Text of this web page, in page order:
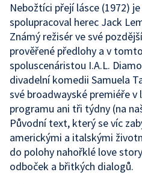
Nebožtíci přejí lásce (1972)
spolupracoval herec Jack
Známý režisér ve své
prověřené předlohy a v
spoluscenáristou I.A.L.
divadelní komedii Samuela
své broadwayské premiéře v
programu ani tři týdny (na
Původní text, který se víc
americkými a italskými
do polohy nahořklé love
odboček a břitkých dialogů.